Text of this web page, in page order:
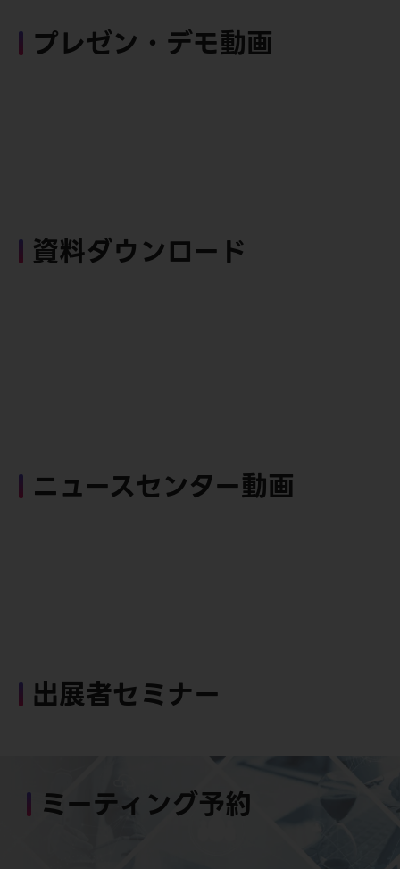
プレゼン・デモ動画
資料ダウンロード
ニュースセンター動画
出展者セミナー
ミーティング予約